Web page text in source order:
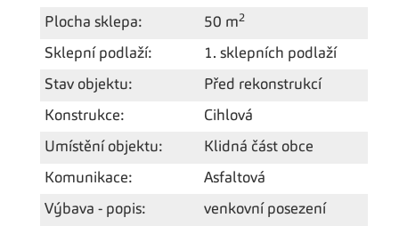
Plocha sklepa: 50 m2
Sklepní podlaží: 1. sklepních podlaží
Stav objektu: Před rekonstrukcí
Konstrukce: Cihlová
Umístění objektu: Klidná část obce
Komunikace: Asfaltová
Výbava - popis: venkovní posezení